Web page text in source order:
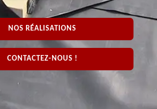
NOS RÉALISATIONS
CONTACTEZ-NOUS !